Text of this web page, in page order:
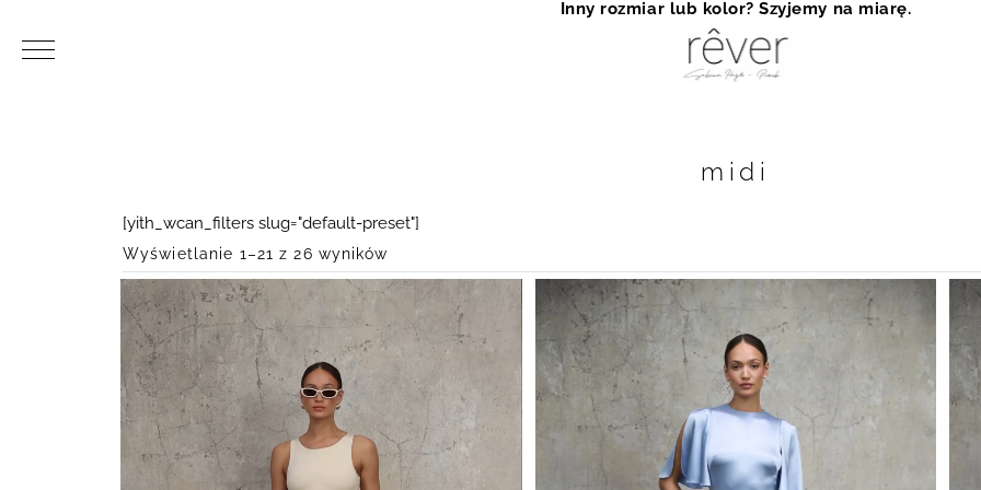
midi
[yith_wcan_filters slug="default-preset"]
Wyświetlanie 1–21 z 26 wyników
Inny rozmiar lub kolor? Szyjemy na miarę.